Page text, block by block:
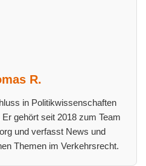
R.
in Politikwissenschaften
gehört seit 2018 zum Team
und verfasst News und
Themen im Verkehrsrecht.